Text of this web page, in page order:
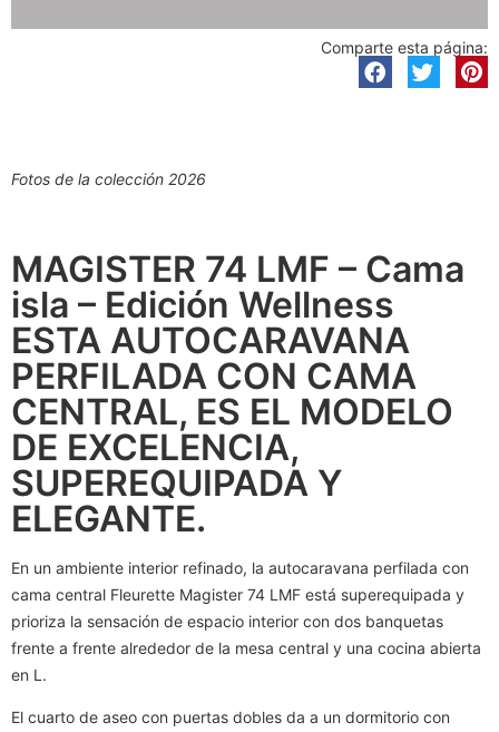
Comparte esta página:
Fotos de la colección 2026
MAGISTER 74 LMF – Cama
isla – Edición Wellness
ESTA AUTOCARAVANA
PERFILADA CON CAMA
CENTRAL, ES EL MODELO
DE EXCELENCIA,
SUPEREQUIPADA Y
ELEGANTE.
En un ambiente interior refinado, la autocaravana perfilada con
cama central Fleurette Magister 74 LMF está superequipada y
prioriza la sensación de espacio interior con dos banquetas
frente a frente alrededor de la mesa central y una cocina abierta
en L.
El cuarto de aseo con puertas dobles da a un dormitorio con